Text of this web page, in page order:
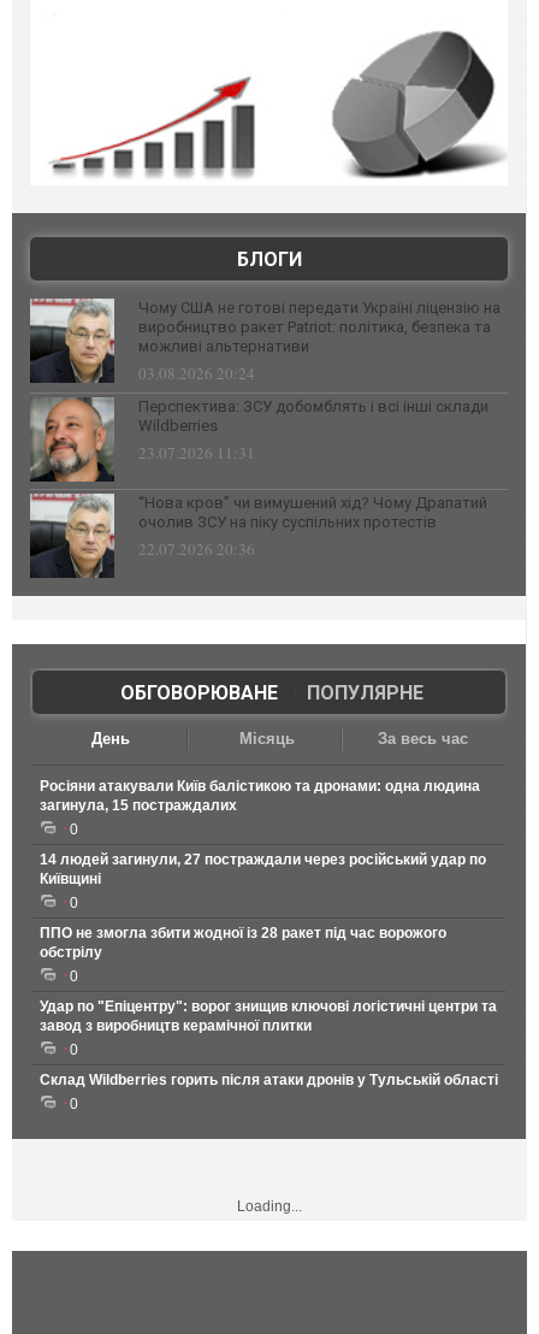
БЛОГИ
Чому США не готові передати Україні ліцензію на
виробництво ракет Patriot: політика, безпека та
можливі альтернативи
03.08.2026 20:24
Перспектива: ЗСУ добомблять і всі інші склади
Wildberries
23.07.2026 11:31
“Нова кров” чи вимушений хід? Чому Драпатий
очолив ЗСУ на піку суспільних протестів
22.07.2026 20:36
ОБГОВОРЮВАНЕ| ПОПУЛЯРНЕ
День Місяць За весь час
Росіяни атакували Київ балістикою та дронами: одна людина
загинула, 15 постраждалих
0
14 людей загинули, 27 постраждали через російський удар по
Київщині
0
ППО не змогла збити жодної із 28 ракет під час ворожого
обстрілу
0
Удар по "Епіцентру": ворог знищив ключові логістичні центри та
завод з виробництв керамічної плитки
0
Склад Wildberries горить після атаки дронів у Тульській області
0
Loading...